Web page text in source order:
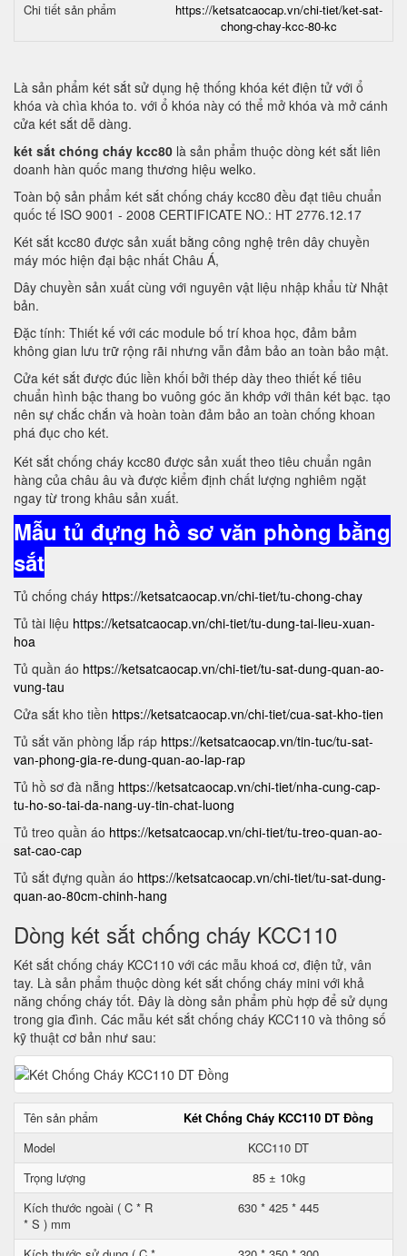
Chi tiết sản phẩm
https://ketsatcaocap.vn/chi-tiet/ket-sat-
chong-chay-kcc-80-kc
Là sản phẩm két sắt sử dụng hệ thống khóa két điện tử với ổ
khóa và chìa khóa to. với ổ khóa này có thể mở khóa và mở cánh
cửa két sắt dễ dàng.
két sắt chóng cháy kcc80 là sản phẩm thuộc dòng két sắt liên
doanh hàn quốc mang thương hiệu welko.
Toàn bộ sản phẩm két sắt chống cháy kcc80 đều đạt tiêu chuẩn
quốc tế ISO 9001 - 2008 CERTIFICATE NO.: HT 2776.12.17
Két sắt kcc80 được sản xuất bằng công nghệ trên dây chuyền
máy móc hiện đại bậc nhất Châu Á,
Dây chuyền sản xuất cùng với nguyên vật liệu nhập khẩu từ Nhật
bản.
Đặc tính: Thiết kế với các module bố trí khoa học, đảm bảm
không gian lưu trữ rộng rãi nhưng vẫn đảm bảo an toàn bảo mật.
Cửa két sắt được đúc liền khối bởi thép dày theo thiết kế tiêu
chuẩn hình bậc thang bo vuông góc ăn khớp với thân két bạc. tạo
nên sự chắc chắn và hoàn toàn đảm bảo an toàn chống khoan
phá đục cho két.
Két sắt chống cháy kcc80 được sản xuất theo tiêu chuẩn ngân
hàng của châu âu và được kiểm định chất lượng nghiêm ngặt
ngay từ trong khâu sản xuất.
Mẫu tủ đựng hồ sơ văn phòng bằng
sắt
Tủ chống cháy https://ketsatcaocap.vn/chi-tiet/tu-chong-chay
Tủ tài liệu https://ketsatcaocap.vn/chi-tiet/tu-dung-tai-lieu-xuan-
hoa
Tủ quần áo https://ketsatcaocap.vn/chi-tiet/tu-sat-dung-quan-ao-
vung-tau
Cửa sắt kho tiền https://ketsatcaocap.vn/chi-tiet/cua-sat-kho-tien
Tủ sắt văn phòng lắp ráp https://ketsatcaocap.vn/tin-tuc/tu-sat-
van-phong-gia-re-dung-quan-ao-lap-rap
Tủ hồ sơ đà nẵng https://ketsatcaocap.vn/chi-tiet/nha-cung-cap-
tu-ho-so-tai-da-nang-uy-tin-chat-luong
Tủ treo quần áo https://ketsatcaocap.vn/chi-tiet/tu-treo-quan-ao-
sat-cao-cap
Tủ sắt đựng quần áo https://ketsatcaocap.vn/chi-tiet/tu-sat-dung-
quan-ao-80cm-chinh-hang
Dòng két sắt chống cháy KCC110
Két sắt chống cháy KCC110 với các mẫu khoá cơ, điện tử, vân
tay. Là sản phẩm thuộc dòng két sắt chống cháy mini với khả
năng chống cháy tốt. Đây là dòng sản phẩm phù hợp để sử dụng
trong gia đình. Các mẫu két sắt chống cháy KCC110 và thông số
kỹ thuật cơ bản như sau:
Tên sản phẩm
Két Chống Cháy KCC110 DT Đồng
Model
KCC110 DT
Trọng lượng
85 ± 10kg
Kích thước ngoài ( C * R
* S ) mm
630 * 425 * 445